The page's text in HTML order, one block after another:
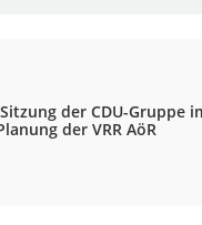
der CDU-Gruppe
der VRR AöR